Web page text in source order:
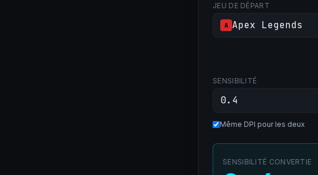
JEU DE DÉPART
A Apex Legends
SENSIBILITÉ
Même DPI pour les deux
SENSIBILITÉ CONVERTIE